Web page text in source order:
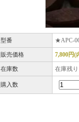
型番 ★APC-
販売価格 7,800円(
在庫数 在庫残
購入数